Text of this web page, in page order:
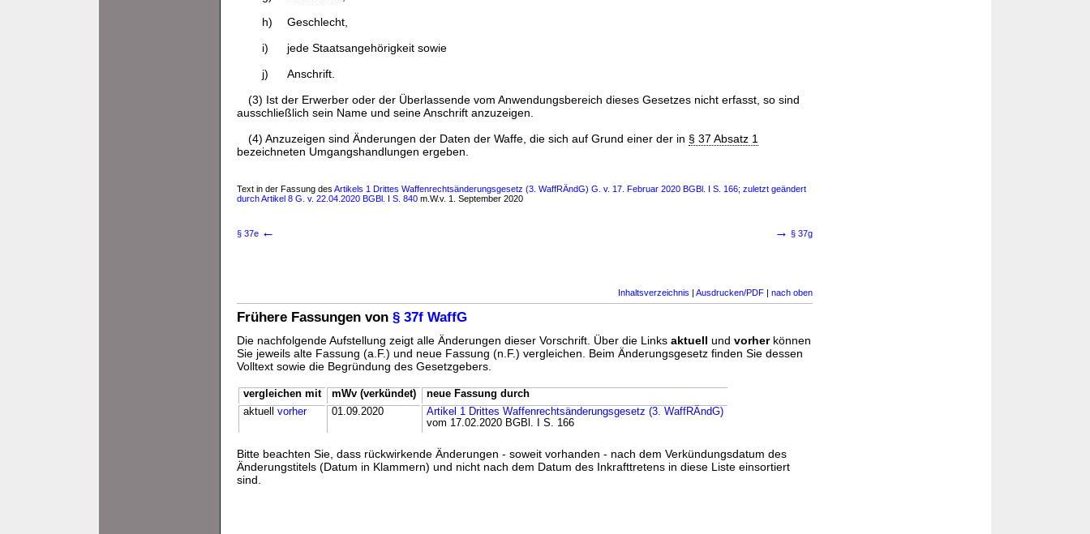
h)
Geschlecht,
i)
jede Staatsangehörigkeit sowie
j)
Anschrift.
(3) Ist der Erwerber oder der Überlassende vom Anwendungsbereich dieses Gesetzes nicht erfasst, so sind
ausschließlich sein Name und seine Anschrift anzuzeigen.
(4) Anzuzeigen sind Änderungen der Daten der Waffe, die sich auf Grund einer der in § 37 Absatz 1
bezeichneten Umgangshandlungen ergeben.
Text in der Fassung des Artikels 1 Drittes Waffenrechtsänderungsgesetz (3. WaffRÄndG) G. v. 17. Februar 2020 BGBl. I S. 166; zuletzt geändert
durch Artikel 8 G. v. 22.04.2020 BGBl. I S. 840 m.W.v. 1. September 2020
§ 37e ← → § 37g
Inhaltsverzeichnis | Ausdrucken/PDF | nach oben
Frühere Fassungen von § 37f WaffG
Die nachfolgende Aufstellung zeigt alle Änderungen dieser Vorschrift. Über die Links aktuell und vorherkönnen
Sie jeweils alte Fassung (a.F.) und neue Fassung (n.F.) vergleichen. Beim Änderungsgesetz finden Sie dessen
Volltext sowie die Begründung des Gesetzgebers.
vergleichen mit mWv (verkündet)
neue Fassung durch
aktuell vorher 01.09.2020
Artikel 1 Drittes Waffenrechtsänderungsgesetz (3. WaffRÄndG)
vom 17.02.2020 BGBl. I S. 166
Bitte beachten Sie, dass rückwirkende Änderungen - soweit vorhanden - nach dem Verkündungsdatum des
Änderungstitels (Datum in Klammern) und nicht nach dem Datum des Inkrafttretens in diese Liste einsortiert
sind.